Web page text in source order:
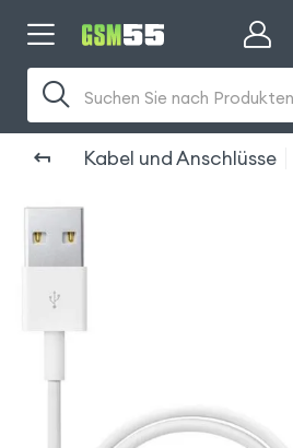
Kabel und Anschlüsse